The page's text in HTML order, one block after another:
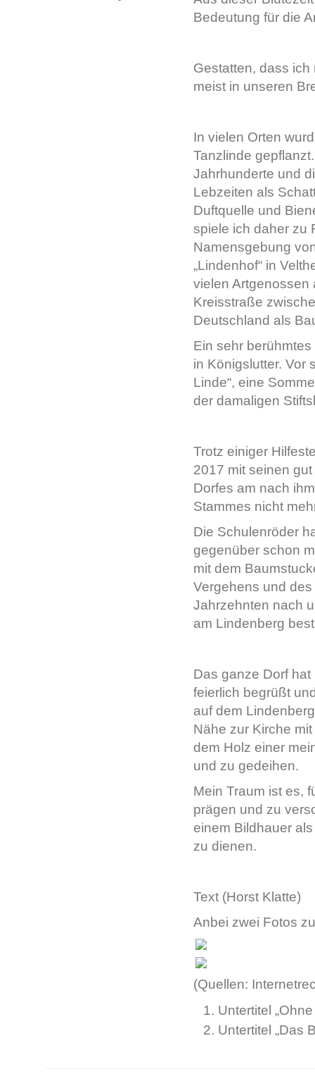
Bedeutung für die
Gestatten, dass ich
meist in unseren
In vielen Orten
Tanzlinde
Jahrhunderte und
Lebzeiten als
Duftquelle und
spiele ich daher zu
Namensgebung
„Lindenhof“ in
vielen Artgenossen
Kreisstraße
Deutschland als
Ein sehr
in Königslutter. Vor
Linde“, eine
der damaligen
Trotz einiger
2017 mit seinen
Dorfes am nach
Stammes nicht
Die Schulenröder
gegenüber schon
mit dem
Vergehens und
Jahrzehnten nach
am Lindenberg
Das ganze Dorf
feierlich begrüßt
auf dem
Nähe zur Kirche
dem Holz einer
und zu gedeihen.
Mein Traum ist es,
prägen und zu
einem Bildhauer
zu dienen.
Text (Horst Klatte)
Anbei zwei Fotos
(Quellen:
Untertitel
Untertitel „Das